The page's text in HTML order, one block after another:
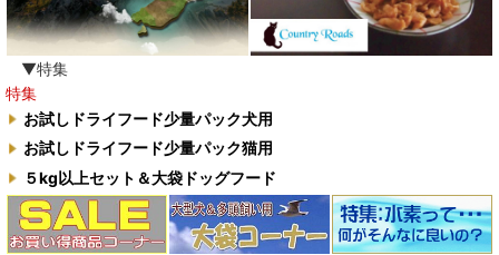
▼特集
特集
お試しドライフード少量パック犬用
お試しドライフード少量パック猫用
５kg以上セット＆大袋ドッグフード